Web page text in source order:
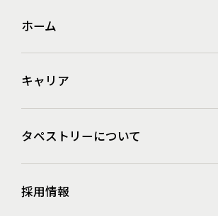
ホーム
キャリア
タペストリーについて
採用情報